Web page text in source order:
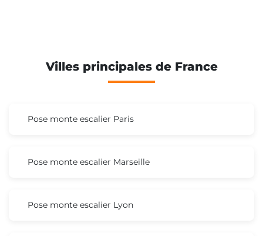
Villes principales de France
Pose monte escalier Paris
Pose monte escalier Marseille
Pose monte escalier Lyon